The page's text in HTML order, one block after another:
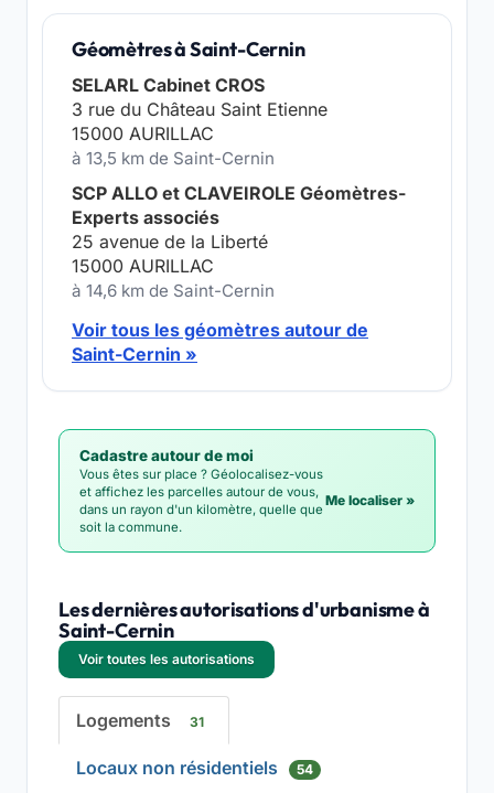
Géomètres à Saint-Cernin
SELARL Cabinet CROS
3 rue du Château Saint Etienne
15000 AURILLAC
à 13,5 km de Saint-Cernin
SCP ALLO et CLAVEIROLE Géomètres-
Experts associés
25 avenue de la Liberté
15000 AURILLAC
à 14,6 km de Saint-Cernin
Voir tous les géomètres autour de
Saint-Cernin »
Cadastre autour de moi
Vous êtes sur place ? Géolocalisez-vous
et affichez les parcelles autour de vous,
dans un rayon d'un kilomètre, quelle que
soit la commune.
Me localiser »
Les dernières autorisations d'urbanisme à
Saint-Cernin
Voir toutes les autorisations
Logements 31
Locaux non résidentiels 54